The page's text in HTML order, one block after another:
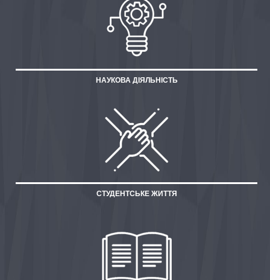
НАУКОВА ДІЯЛЬНІСТЬ
СТУДЕНТСЬКЕ ЖИТТЯ